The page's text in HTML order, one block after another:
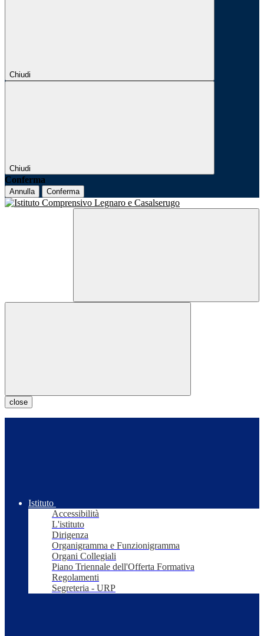
Chiudi
Chiudi
Conferma
Annulla Conferma
close
Istituto
Accessibilità
L'istituto
Dirigenza
Organigramma e Funzionigramma
Organi Collegiali
Piano Triennale dell'Offerta Formativa
Regolamenti
Segreteria - URP